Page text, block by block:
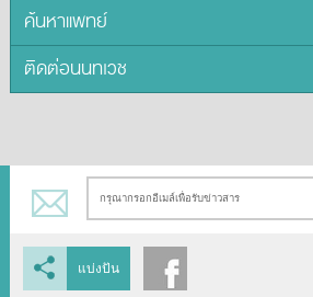
ค้นหาแพทย์
ติดต่อนนทเวช
แบ่งปัน